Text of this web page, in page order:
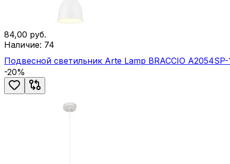
84,00 руб.
Наличие: 74
Подвесной светильник Arte Lamp BRACCIO A2054SP-
-20%